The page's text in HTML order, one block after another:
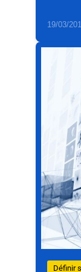
19/03/
Définir